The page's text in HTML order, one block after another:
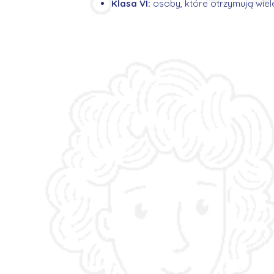
Klasa VI: osoby, które otrzymują